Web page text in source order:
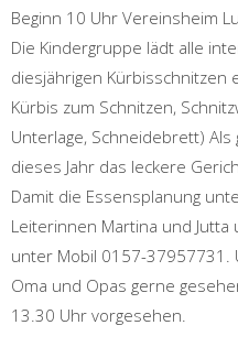
Beginn 10 Uhr Vereinsheim
Die Kindergruppe lädt alle
diesjährigen Kürbisschnitzen
Kürbis zum Schnitzen,
Unterlage, Schneidebrett)
dieses Jahr das leckere
Damit die Essensplanung
Leiterinnen Martina und
unter Mobil 0157-37957731.
Oma und Opas gerne
13.30 Uhr vorgesehen.